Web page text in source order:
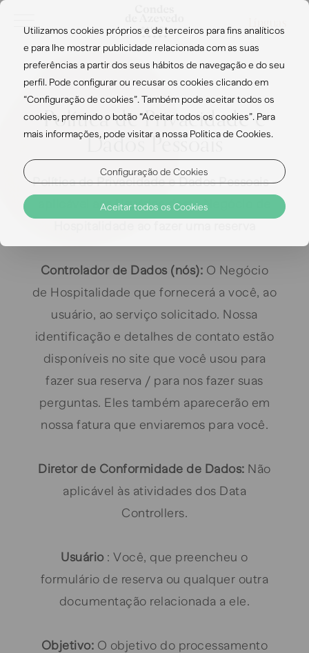
Política de Privacidade e
Dados Pessoais
Política de Privacidade e Dados Pessoais -
aplicável aos Usuários deste Negócio de
Controlador de Dados (nós): O Negócio
de Hospitalidade que fornecerá a você, ao
usuário, ao serviço solicitado. Nossa
identificação e detalhes de contato estão
disponíveis no site que você usou para
fazer sua reserva / para nos fazer suas
perguntas. Eles também aparecerão em
nossa fatura que enviaremos para você.
Diretor de Conformidade de Dados: Não
aplicável às atividades dos Data
Controllers.
Usuário: Você, que preencheu o
formulário de reserva ou qualquer outra
documentação relacionada a ele.
Objetivo: O objetivo do processamento
Utilizamos cookies próprios e de terceiros para fins analíticos
e para lhe mostrar publicidade relacionada com as suas
preferências a partir dos seus hábitos de navegação e do seu
perfil. Pode configurar ou recusar os cookies clicando em
“Configuração de cookies”. Também pode aceitar todos os
cookies, premindo o botão “Aceitar todos os cookies”. Para
mais informações, pode visitar a nossa Politica de Cookies.
Configuração de Cookies
Aceitar todos os Cookies